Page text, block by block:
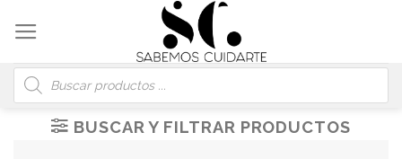
content
Búsqueda
de
productos
BUSCAR Y FILTRAR PRODUCTOS